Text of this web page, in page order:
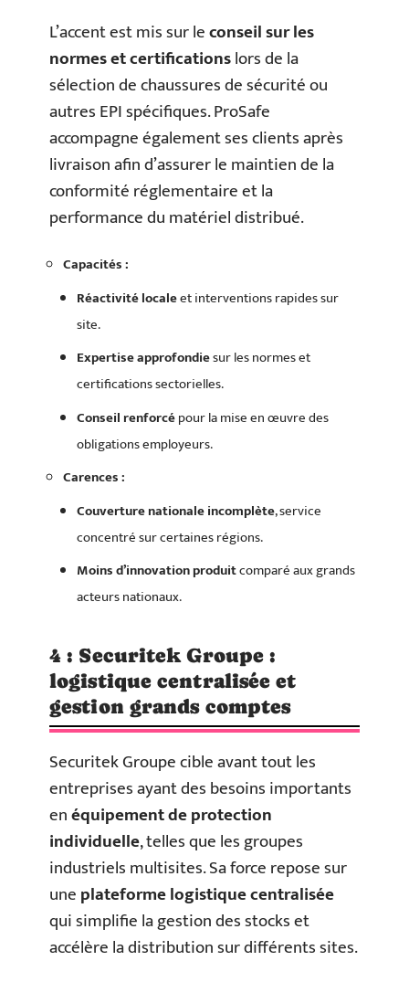
L’accent est mis sur leconseil sur les
normes et certificationslors de la
sélection de chaussures de sécurité ou
autres EPI spécifiques. ProSafe
accompagne également ses clients après
livraison afin d’assurer le maintien de la
conformité réglementaire et la
performance du matériel distribué.
Capacités :
Réactivité localeet interventions rapides sur
site.
Expertise approfondiesur les normes et
certifications sectorielles.
Conseil renforcépour la mise en œuvre des
obligations employeurs.
Carences :
Couverture nationale incomplète, service
concentré sur certaines régions.
Moins d’innovation produitcomparé aux grands
acteurs nationaux.
4 : Securitek Groupe :
logistique centralisée et
gestion grands comptes
Securitek Groupe cible avant tout les
entreprises ayant des besoins importants
enéquipement de protection
individuelle, telles que les groupes
industriels multisites. Sa force repose sur
uneplateforme logistique centralisée
qui simplifie la gestion des stocks et
accélère la distribution sur différents sites.